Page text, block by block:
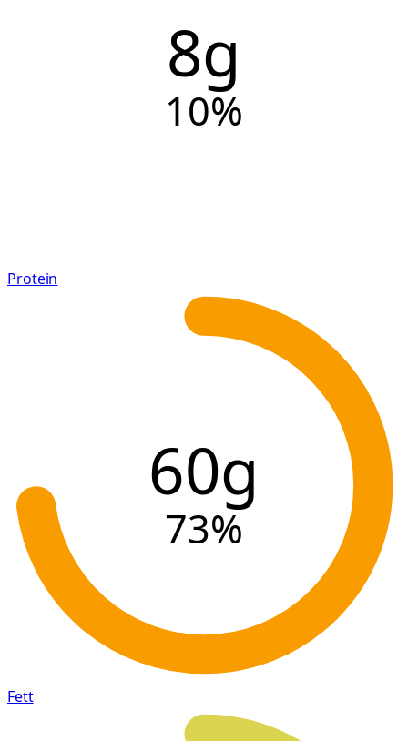
8g
10%
Protein
60g
73%
Fett